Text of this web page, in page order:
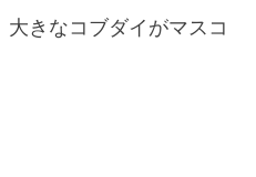
きなコブダイがマスコ